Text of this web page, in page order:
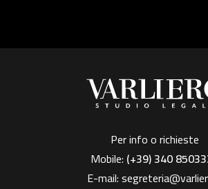
Per info o richieste
Mobile: (+39)340
E-mail: